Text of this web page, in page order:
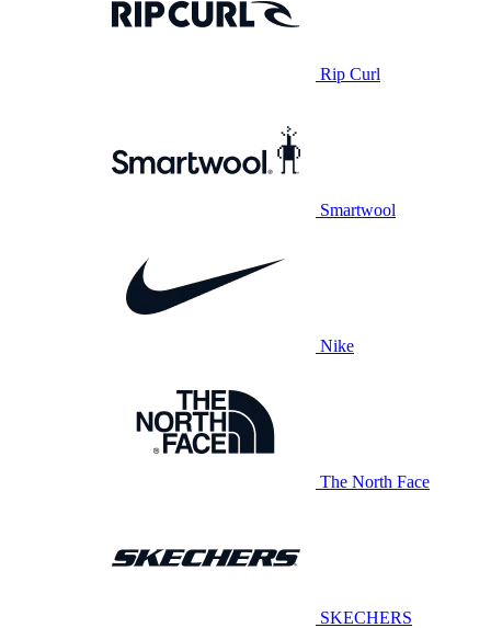
Rip Curl
Smartwool
Nike
The North Face
SKECHERS